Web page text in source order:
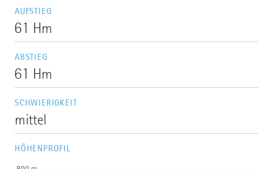
AUFSTIEG
61 Hm
ABSTIEG
61 Hm
SCHWIERIGKEIT
mittel
HÖHENPROFIL